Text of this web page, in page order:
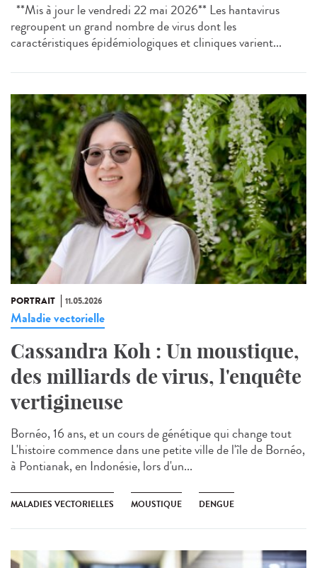
**Mis à jour le vendredi 22 mai 2026** Les hantavirus
regroupent un grand nombre de virus dont les
caractéristiques épidémiologiques et cliniques varient...
PORTRAIT 11.05.2026
Maladie vectorielle
Cassandra Koh : Un moustique,
des milliards de virus, l'enquête
vertigineuse
Bornéo, 16 ans, et un cours de génétique qui change tout
L'histoire commence dans une petite ville de l'île de Bornéo,
à Pontianak, en Indonésie, lors d'un...
MALADIES VECTORIELLES MOUSTIQUE DENGUE